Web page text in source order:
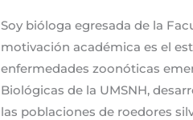
Soy bióloga egresada de la
motivación académica es el
enfermedades zoonóticas
Biológicas de la UMSNH,
las poblaciones de roedores